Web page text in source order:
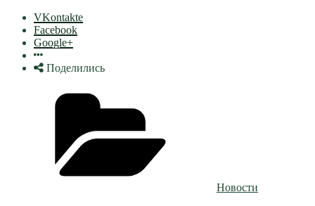
VKontakte
Facebook
Google+
Поделились
Новости